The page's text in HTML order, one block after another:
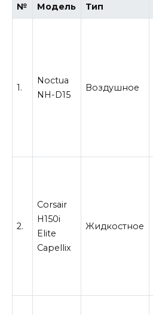
№ Модель Тип
1.
Noctua
NH-D15
Воздушное
2.
Corsair
H150i
Elite
Capellix
Жидкостное